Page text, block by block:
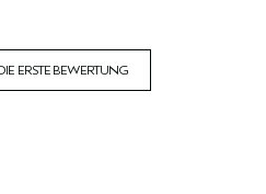
ERSTE BEWERTUNG